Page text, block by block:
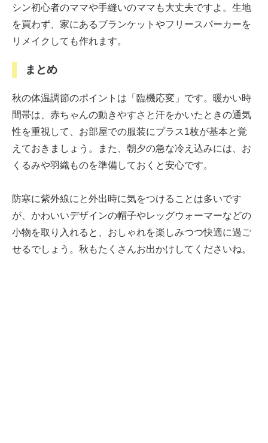
シン初心者のママや手縫いのママも大丈夫ですよ。生地
を買わず、家にあるブランケットやフリースパーカーを
リメイクしても作れます。
まとめ
秋の体温調節のポイントは「臨機応変」です。暖かい時
間帯は、赤ちゃんの動きやすさと汗をかいたときの通気
性を重視して、お部屋での服装にプラス1枚が基本と覚
えておきましょう。また、朝夕の急な冷え込みには、お
くるみや羽織ものを準備しておくと安心です。
防寒に紫外線にと外出時に気をつけることは多いです
が、かわいいデザインの帽子やレッグウォーマーなどの
小物を取り入れると、おしゃれを楽しみつつ快適に過ご
せるでしょう。秋もたくさんお出かけしてくださいね。